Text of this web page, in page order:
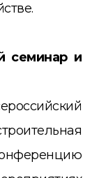
семинар и